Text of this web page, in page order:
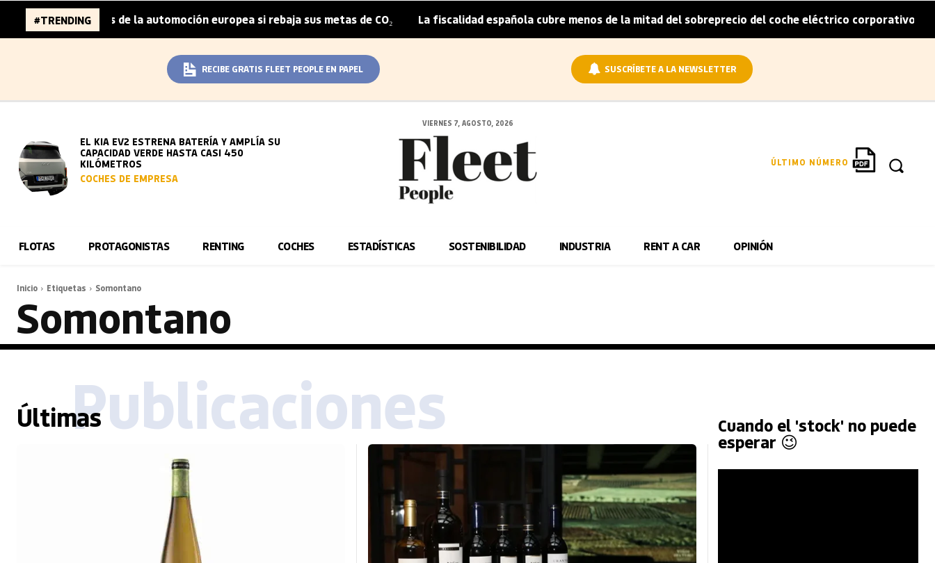
#TRENDING
96.000 millones de la automoción europea si rebaja sus metas de CO₂ | La fiscalidad española cubre menos de la mitad del sobreprecio del coche eléctrico corporativo |
RECIBE GRATIS FLEET PEOPLE EN PAPEL SUSCRÍBETE A LA NEWSLETTER
EL KIA EV2 ESTRENA BATERÍA Y AMPLÍA SU
CAPACIDAD VERDE HASTA CASI 450
KILÓMETROS
COCHES DE EMPRESA
VIERNES 7, AGOSTO, 2026
ÚLTIMO NÚMERO
FLOTAS PROTAGONISTAS RENTING COCHES ESTADÍSTICAS SOSTENIBILIDAD INDUSTRIA RENT A CAR OPINIÓN
Inicio Etiquetas Somontano
Somontano
ÚltimasPublicaciones Cuando el 'stock' no puede
esperar 😉